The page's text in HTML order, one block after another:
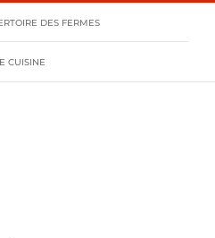
DES FERMES
CUISINE